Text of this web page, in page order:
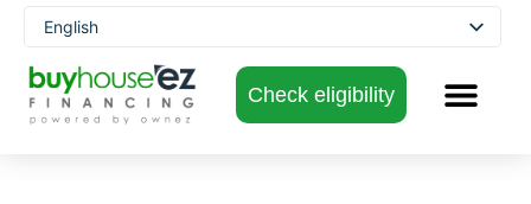
Skip
content
Check eligibility
English
Spanish